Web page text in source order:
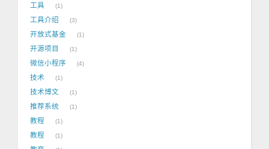
工具 1
工具介绍 3
开放式基金 1
开源项目 1
微信小程序 4
技术 1
技术博文 1
推荐系统 1
教程 1
教程 1